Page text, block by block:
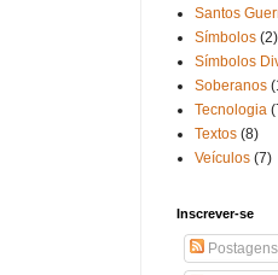
Santos
Símbolos (2)
Símbolos
Soberanos
Tecnologia
Textos (8)
Veículos (7)
Inscrever-se
Postagens